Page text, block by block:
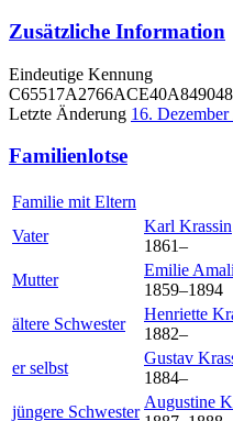
Zusätzliche Information
Eindeutige Kennung
Letzte Änderung 16. Dezember
Familienlotse
Familie mit Eltern
Vater
Karl Krassin
1861–
Mutter
Emilie
1859–1894
ältere Schwester
Henriette
1882–
er selbst
Gustav
1884–
jüngere Schwester
Augustine